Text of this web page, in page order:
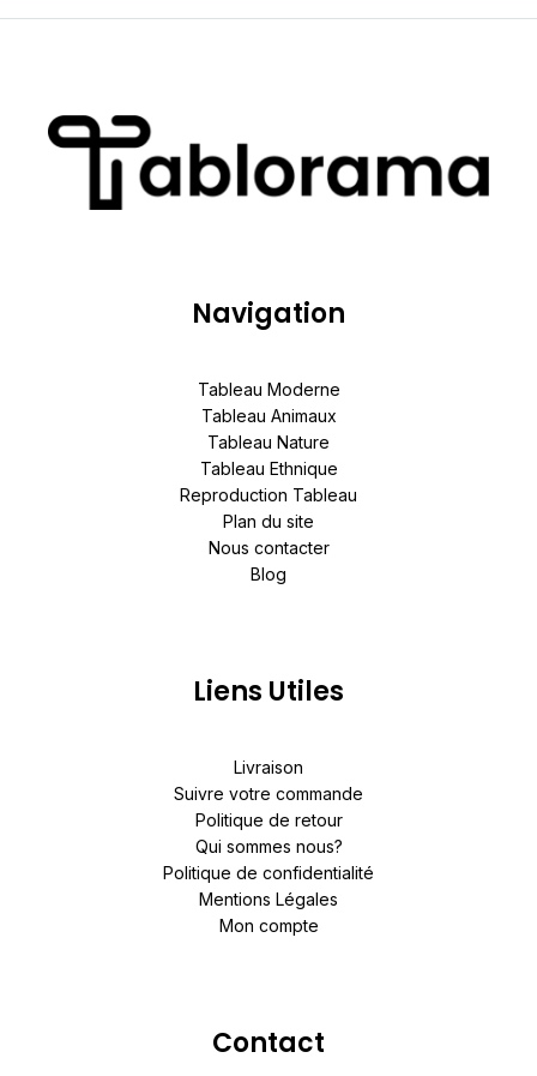
Navigation
Tableau Moderne
Tableau Animaux
Tableau Nature
Tableau Ethnique
Reproduction Tableau
Plan du site
Nous contacter
Blog
Liens Utiles
Livraison
Suivre votre commande
Politique de retour
Qui sommes nous?
Politique de confidentialité
Mentions Légales
Mon compte
Contact